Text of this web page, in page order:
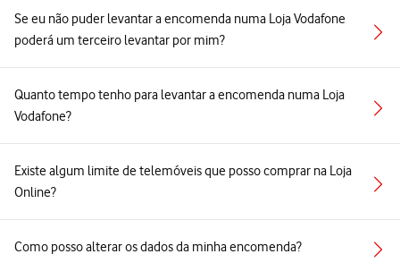
Se eu não puder levantar a encomenda numa Loja Vodafone
poderá um terceiro levantar por mim?
Quanto tempo tenho para levantar a encomenda numa Loja
Vodafone?
Existe algum limite de telemóveis que posso comprar na Loja
Online?
Como posso alterar os dados da minha encomenda?